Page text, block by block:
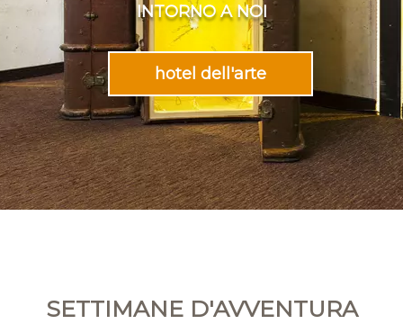
INTORNO A NOI
hotel dell'arte
SETTIMANE D'AVVENTURA